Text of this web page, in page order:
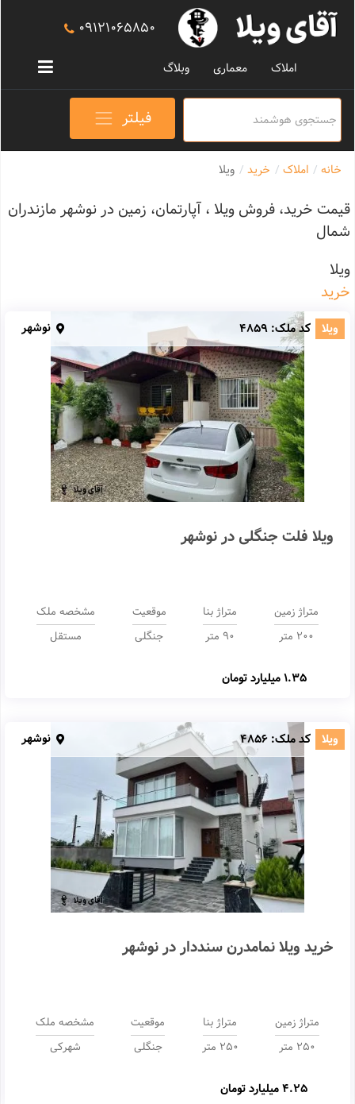
09121065850
املاک معماری وبلاگ
فیلتر
خانه املاک خرید ویلا
قیمت خرید، فروش ویلا ، آپارتمان، زمین در نوشهر مازندران
شمال
ویلا
خرید
ویلا کد ملک: 4859 نوشهر
ویلا فلت جنگلی در نوشهر
متراژ زمین
200 متر
متراژ بنا
90 متر
موقعیت
جنگلی
مشخصه ملک
مستقل
1.35 میلیارد تومان
ویلا کد ملک: 4856 نوشهر
خرید ویلا نمامدرن سنددار در نوشهر
متراژ زمین
250 متر
متراژ بنا
250 متر
موقعیت
جنگلی
مشخصه ملک
شهرکی
4.25 میلیارد تومان